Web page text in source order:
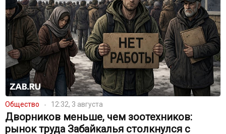
Общество 12:32, 3 августа
Дворников меньше, чем зоотехников:
рынок труда Забайкалья столкнулся с